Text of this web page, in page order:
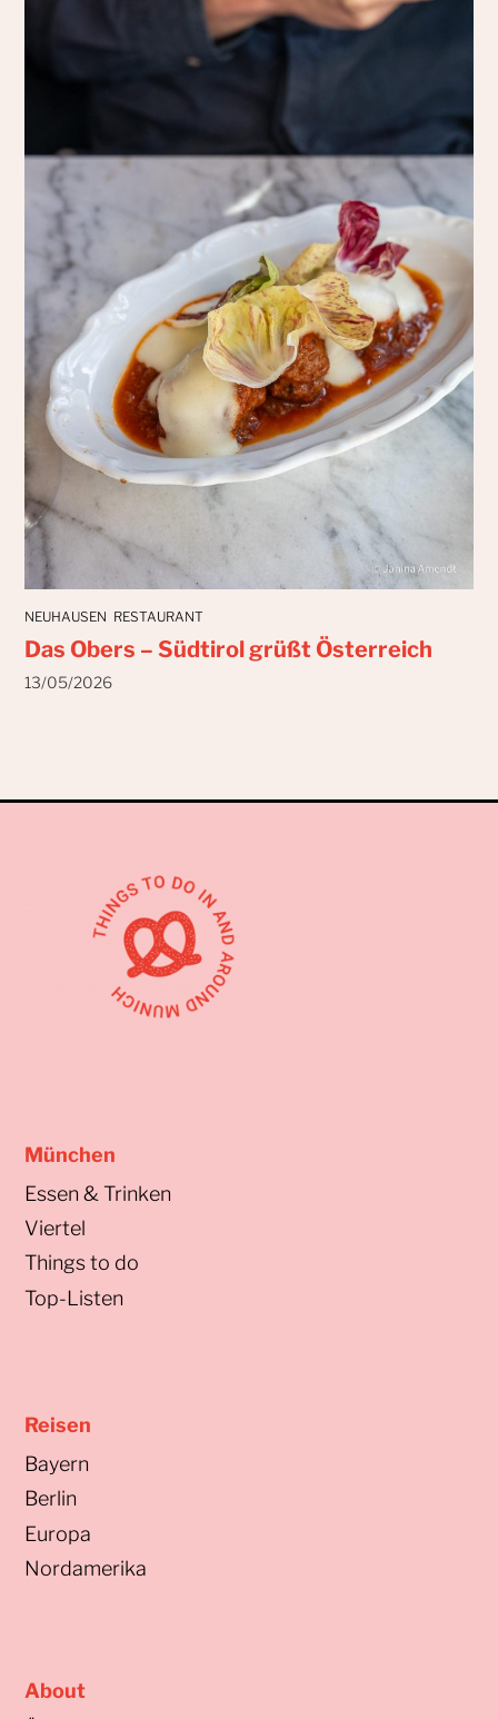
NEUHAUSEN RESTAURANT
Das Obers – Südtirol grüßt Österreich
13/05/2026
München
Essen & Trinken
Viertel
Things to do
Top-Listen
Reisen
Bayern
Berlin
Europa
Nordamerika
About